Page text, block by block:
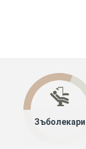
Зъболекари